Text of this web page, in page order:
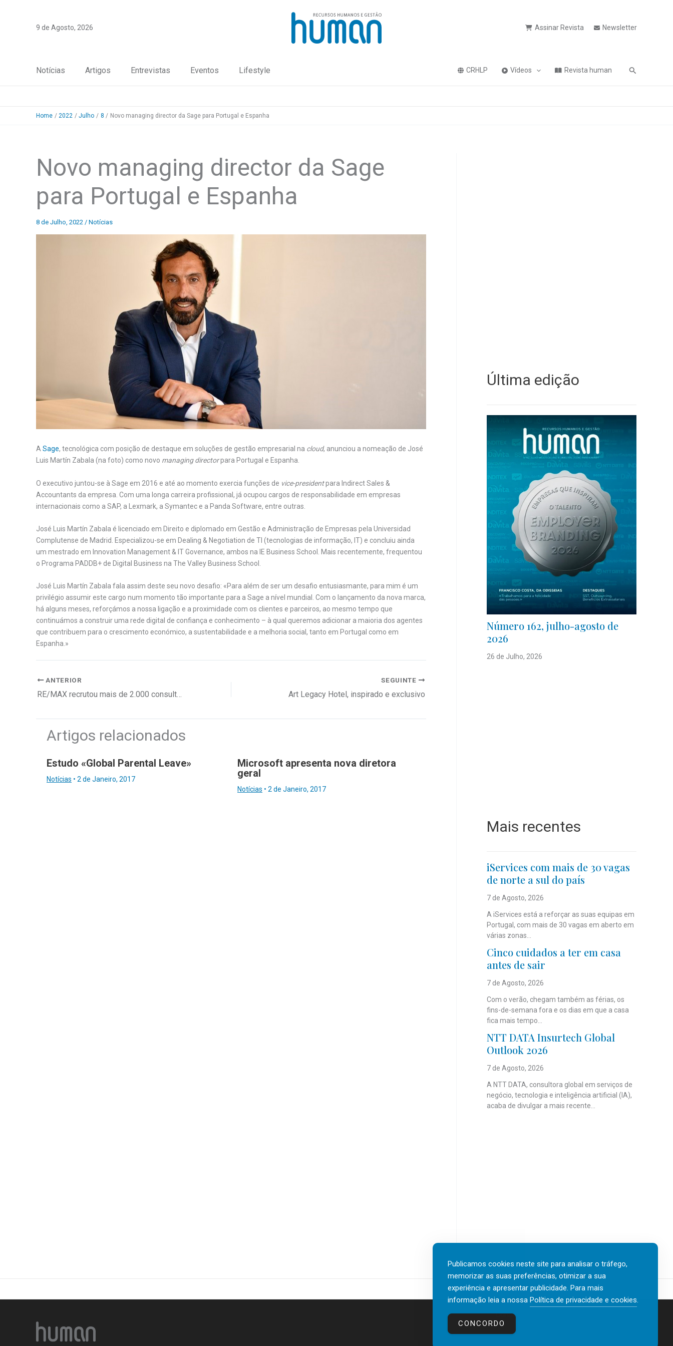
9 de Agosto, 2026 Assinar Revista Newsletter
Notícias Artigos Entrevistas Eventos Lifestyle CRHLP Vídeos Revista human Pesquisa
Home 2022 Julho 8 Novo managing director da Sage para Portugal e Espanha
Novo managing director da Sage
para Portugal e Espanha
8 de Julho, 2022 / Notícias
A Sage, tecnológica com posição de destaque em soluções de gestão empresarial na cloud, anunciou a nomeação de José
Luis Martín Zabala (na foto) como novo managing directorpara Portugal e Espanha.
O executivo juntou-se à Sage em 2016 e até ao momento exercia funções de vice-presidentpara Indirect Sales &
Accountants da empresa. Com uma longa carreira profissional, já ocupou cargos de responsabilidade em empresas
internacionais como a SAP, a Lexmark, a Symantec e a Panda Software, entre outras.
José Luis Martín Zabala é licenciado em Direito e diplomado em Gestão e Administração de Empresas pela Universidad
Complutense de Madrid. Especializou-se em Dealing & Negotiation de TI (tecnologias de informação, IT) e concluiu ainda
um mestrado em Innovation Management & IT Governance, ambos na IE Business School. Mais recentemente, frequentou
o Programa PADDB+ de Digital Business na The Valley Business School.
José Luis Martín Zabala fala assim deste seu novo desafio: «Para além de ser um desafio entusiasmante, para mim é um
privilégio assumir este cargo num momento tão importante para a Sage a nível mundial. Com o lançamento da nova marca,
há alguns meses, reforçámos a nossa ligação e a proximidade com os clientes e parceiros, ao mesmo tempo que
continuámos a construir uma rede digital de confiança e conhecimento – à qual queremos adicionar a maioria dos agentes
que contribuem para o crescimento económico, a sustentabilidade e a melhoria social, tanto em Portugal como em
Espanha.»
ANTERIOR
RE/MAX recrutou mais de 2.000 consultores este ano
SEGUINTE
Art Legacy Hotel, inspirado e exclusivo
Artigos relacionados
Estudo «Global Parental Leave»
Notícias • 2 de Janeiro, 2017
Microsoft apresenta nova diretora
geral
Notícias • 2 de Janeiro, 2017
Última edição
Número 162, julho-agosto de
2026
26 de Julho, 2026
Mais recentes
iServices com mais de 30 vagas
de norte a sul do país
7 de Agosto, 2026
A iServices está a reforçar as suas equipas em
Portugal, com mais de 30 vagas em aberto em
várias zonas...
Cinco cuidados a ter em casa
antes de sair
7 de Agosto, 2026
Com o verão, chegam também as férias, os
fins-de-semana fora e os dias em que a casa
fica mais tempo...
NTT DATA Insurtech Global
Outlook 2026
7 de Agosto, 2026
A NTT DATA, consultora global em serviços de
negócio, tecnologia e inteligência artificial (IA),
acaba de divulgar a mais recente...
Contactos
Publicamos cookies neste site para analisar o tráfego,
memorizar as suas preferências, otimizar a sua
experiência e apresentar publicidade. Para mais
informação leia a nossa Política de privacidade e cookies.
CONCORDO